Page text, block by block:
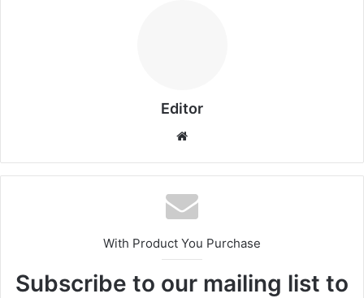
Editor
With Product You Purchase
Subscribe to our mailing list to